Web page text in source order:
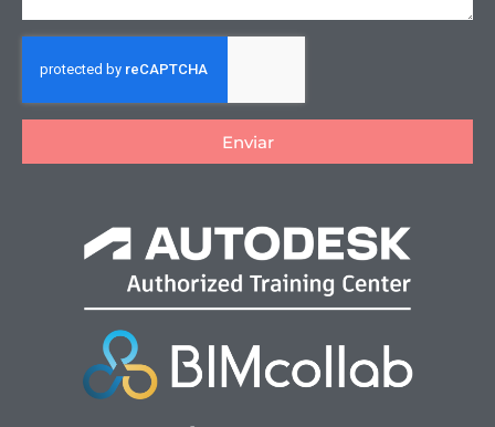
Enviar